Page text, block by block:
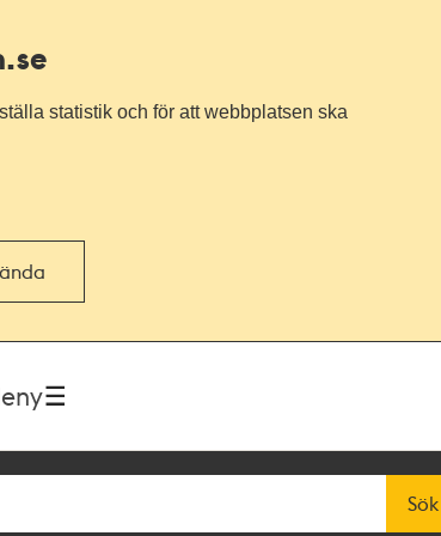
statistik och för att webbplatsen ska
Sök